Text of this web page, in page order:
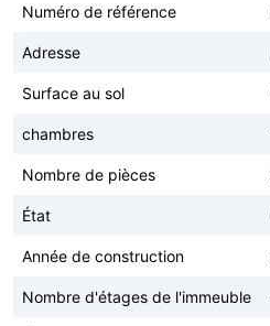
Numéro de référence
Adresse
Surface au sol
chambres
Nombre de pièces
État
Année de construction
Nombre d'étages de l'immeuble